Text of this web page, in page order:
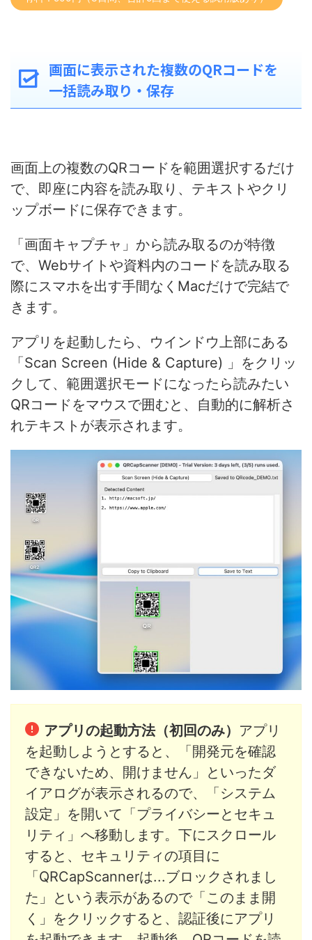
画面に表示された複数のQRコードを
一括読み取り・保存
画面上の複数のQRコードを範囲選択するだけ
で、即座に内容を読み取り、テキストやクリ
ップボードに保存できます。
「画面キャプチャ」から読み取るのが特徴
で、Webサイト や資料内のコードを読み取る
際にスマホを出す手間なくMacだけで完結で
き ます。
アプリを起動したら、ウインドウ上部にある
「Scan Screen (Hide & Capture) 」をクリッ
クして、範囲選択モードになったら読みたい
QRコードをマウスで囲むと、自動的に解析さ
れテキストが表示されます。
アプリの起動方法（初回のみ） アプリ
を起動しようとすると、「開発元を確認
できないため、開けません」といったダ
イアログが表示されるので、「システム
設定」を開いて「プライバシーとセキュ
リティ」へ移動します。下にスクロール
すると、セキュリティの項目に
「QRCapScannerは...ブロックされまし
た」という表示があるので「このまま開
く」をクリックすると、認証後にアプリ